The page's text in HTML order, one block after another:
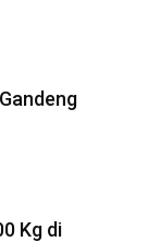
Kg di